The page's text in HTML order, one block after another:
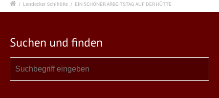
/ Landecker Schihütte / EIN SCHÖNER ARBEITSTAG AUF DER HÜTTE
Suchen und finden